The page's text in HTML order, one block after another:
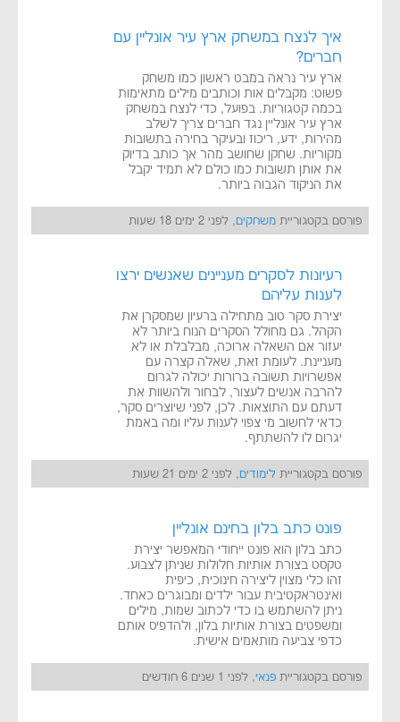
איך לנצח במשחק ארץ עיר אונליין עם
חברים?
ארץ עיר נראה במבט ראשון כמו משחק
פשוט: מקבלים אות וכותבים מילים מתאימות
בכמה קטגוריות. בפועל, כדי לנצח במשחק
ארץ עיר אונליין נגד חברים צריך לשלב
מהירות, ידע, ריכוז ובעיקר בחירה בתשובות
מקוריות. שחקן שחושב מהר אך כותב בדיוק
את אותן תשובות כמו כולם לא תמיד יקבל
את הניקוד הגבוה ביותר.
פורסם בקטגוריית משחקים, לפני 2 ימים 18 שעות
רעיונות לסקרים מעניינים שאנשים ירצו
לענות עליהם
יצירת סקר טוב מתחילה ברעיון שמסקרן את
הקהל. גם מחולל הסקרים הנוח ביותר לא
יעזור אם השאלה ארוכה, מבלבלת או לא
מעניינת. לעומת זאת, שאלה קצרה עם
אפשרויות תשובה ברורות יכולה לגרום
להרבה אנשים לעצור, לבחור ולהשוות את
דעתם עם התוצאות. לכן, לפני שיוצרים סקר,
כדאי לחשוב מי צפוי לענות עליו ומה באמת
יגרום לו להשתתף.
פורסם בקטגוריית לימודים, לפני 2 ימים 21 שעות
פונט כתב בלון בחינם אונליין
כתב בלון הוא פונט ייחודי המאפשר יצירת
טקסט בצורת אותיות חלולות שניתן לצבוע.
זהו כלי מצוין ליצירה חינוכית, כיפית
ואינטראקטיבית עבור ילדים ומבוגרים כאחד.
ניתן להשתמש בו כדי לכתוב שמות, מילים
ומשפטים בצורת אותיות בלון, ולהדפיס אותם
כדפי צביעה מותאמים אישית.
פורסם בקטגוריית פנאי, לפני 1 שנים 6 חודשים